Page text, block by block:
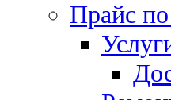
Прайс